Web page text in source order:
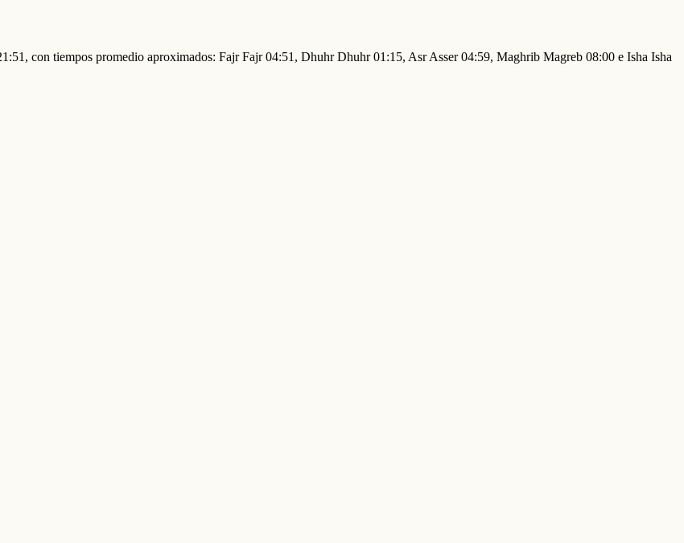
con tiempos promedio aproximados: Fajr Fajr 04:51, Dhuhr Dhuhr 01:15, Asr Asser 04:59, Maghrib Magreb 08:00 e Isha Isha